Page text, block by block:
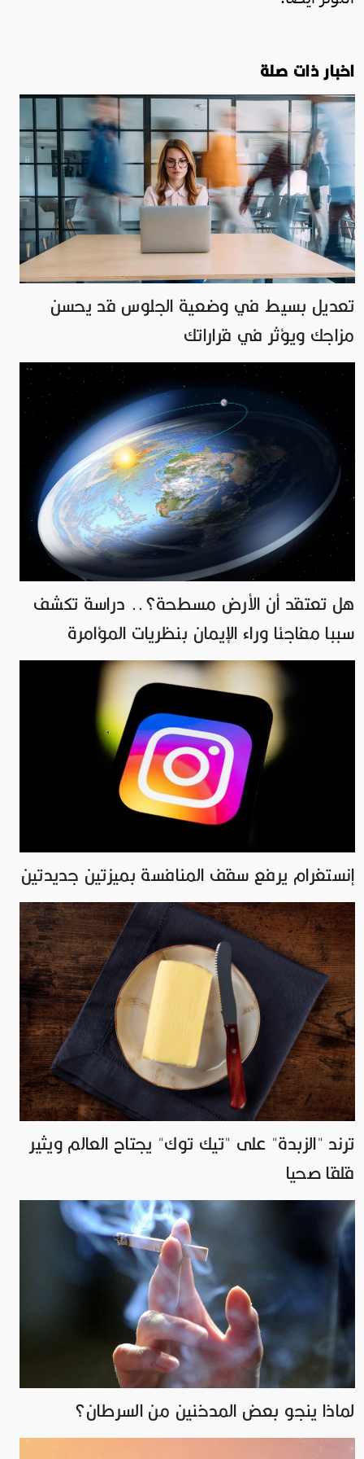
اخبار ذات صلة
تعديل بسيط في وضعية الجلوس قد يحسن
مزاجك ويؤثر في قراراتك
هل تعتقد أن الأرض مسطحة؟.. دراسة تكشف
سببا مفاجئا وراء الإيمان بنظريات المؤامرة
إنستغرام يرفع سقف المنافسة بميزتين جديدتين
ترند "الزبدة" على "تيك توك" يجتاح العالم ويثير
قلقا صحيا
لماذا ينجو بعض المدخنين من السرطان؟